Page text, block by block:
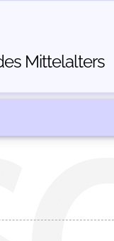
Mittelalters